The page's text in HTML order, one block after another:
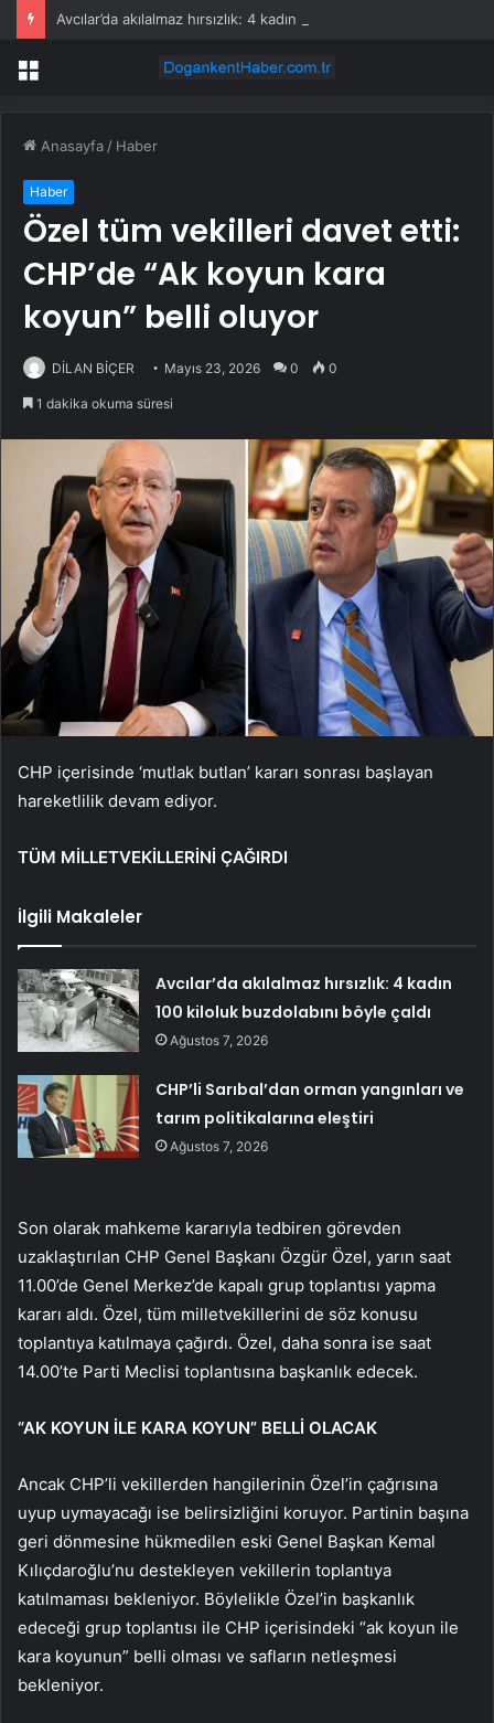
Menü
Anasayfa / Haber
Haber
Özel tüm vekilleri davet etti:
CHP’de “Ak koyun kara
koyun” belli oluyor
DİLAN BİÇER Mayıs 23, 2026 0 0
1 dakika okuma süresi
CHP içerisinde ‘mutlak butlan’ kararı sonrası başlayan
hareketlilik devam ediyor.
TÜM MİLLETVEKİLLERİNİ ÇAĞIRDI
İlgili Makaleler
Avcılar’da akılalmaz hırsızlık: 4 kadın
100 kiloluk buzdolabını böyle çaldı
Ağustos 7, 2026
CHP’li Sarıbal’dan orman yangınları ve
tarım politikalarına eleştiri
Ağustos 7, 2026
Son olarak mahkeme kararıyla tedbiren görevden
uzaklaştırılan CHP Genel Başkanı Özgür Özel, yarın saat
11.00’de Genel Merkez’de kapalı grup toplantısı yapma
kararı aldı. Özel, tüm milletvekillerini de söz konusu
toplantıya katılmaya çağırdı. Özel, daha sonra ise saat
14.00’te Parti Meclisi toplantısına başkanlık edecek.
“AK KOYUN İLE KARA KOYUN” BELLİ OLACAK
Ancak CHP’li vekillerden hangilerinin Özel’in çağrısına
uyup uymayacağı ise belirsizliğini koruyor. Partinin başına
geri dönmesine hükmedilen eski Genel Başkan Kemal
Kılıçdaroğlu’nu destekleyen vekillerin toplantıya
katılmaması bekleniyor. Böylelikle Özel’in başkanlık
edeceği grup toplantısı ile CHP içerisindeki “ak koyun ile
kara koyunun” belli olması ve safların netleşmesi
bekleniyor.